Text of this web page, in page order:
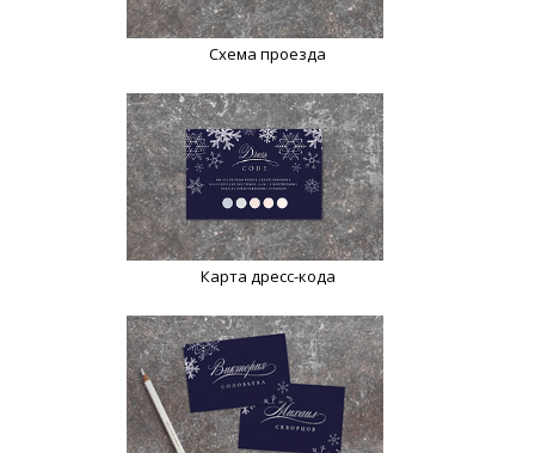
Схема проезда
Карта дресс-кода